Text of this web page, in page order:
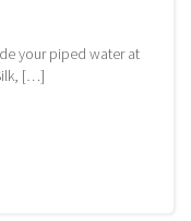
your piped water at
[…]